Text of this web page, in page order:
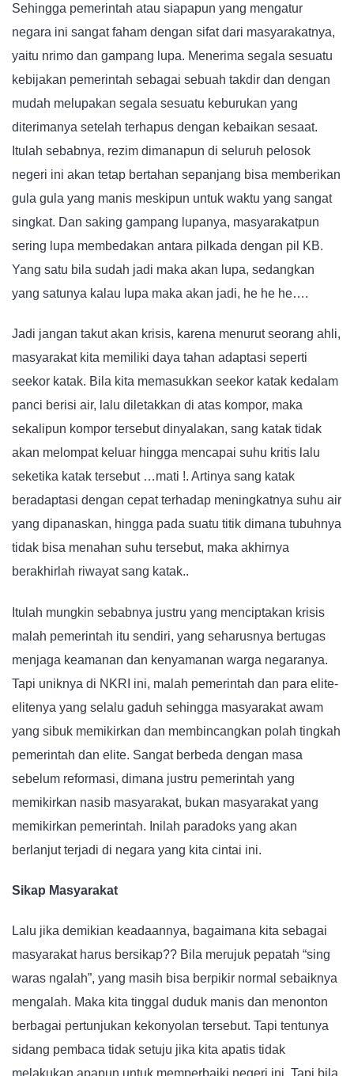
Sehingga pemerintah atau siapapun yang mengatur
negara ini sangat faham dengan sifat dari masyarakatnya,
yaitu nrimo dan gampang lupa. Menerima segala sesuatu
kebijakan pemerintah sebagai sebuah takdir dan dengan
mudah melupakan segala sesuatu keburukan yang
diterimanya setelah terhapus dengan kebaikan sesaat.
Itulah sebabnya, rezim dimanapun di seluruh pelosok
negeri ini akan tetap bertahan sepanjang bisa memberikan
gula gula yang manis meskipun untuk waktu yang sangat
singkat. Dan saking gampang lupanya, masyarakatpun
sering lupa membedakan antara pilkada dengan pil KB.
Yang satu bila sudah jadi maka akan lupa, sedangkan
yang satunya kalau lupa maka akan jadi, he he he….
Jadi jangan takut akan krisis, karena menurut seorang ahli,
masyarakat kita memiliki daya tahan adaptasi seperti
seekor katak. Bila kita memasukkan seekor katak kedalam
panci berisi air, lalu diletakkan di atas kompor, maka
sekalipun kompor tersebut dinyalakan, sang katak tidak
akan melompat keluar hingga mencapai suhu kritis lalu
seketika katak tersebut …mati !. Artinya sang katak
beradaptasi dengan cepat terhadap meningkatnya suhu air
yang dipanaskan, hingga pada suatu titik dimana tubuhnya
tidak bisa menahan suhu tersebut, maka akhirnya
berakhirlah riwayat sang katak..
Itulah mungkin sebabnya justru yang menciptakan krisis
malah pemerintah itu sendiri, yang seharusnya bertugas
menjaga keamanan dan kenyamanan warga negaranya.
Tapi uniknya di NKRI ini, malah pemerintah dan para elite-
elitenya yang selalu gaduh sehingga masyarakat awam
yang sibuk memikirkan dan membincangkan polah tingkah
pemerintah dan elite. Sangat berbeda dengan masa
sebelum reformasi, dimana justru pemerintah yang
memikirkan nasib masyarakat, bukan masyarakat yang
memikirkan pemerintah. Inilah paradoks yang akan
berlanjut terjadi di negara yang kita cintai ini.
Sikap Masyarakat
Lalu jika demikian keadaannya, bagaimana kita sebagai
masyarakat harus bersikap?? Bila merujuk pepatah “sing
waras ngalah”, yang masih bisa berpikir normal sebaiknya
mengalah. Maka kita tinggal duduk manis dan menonton
berbagai pertunjukan kekonyolan tersebut. Tapi tentunya
sidang pembaca tidak setuju jika kita apatis tidak